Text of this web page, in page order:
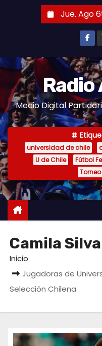
a
l
c
o
n
t
e
n
d
Jue. Ago
Radio
Medio Digital
universidad de chile
U de Chile
Fútbol
Camila Silva
Inicio
Jugadoras de
Selección Chilena